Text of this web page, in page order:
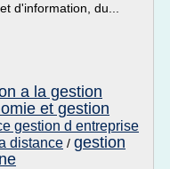
d'information, du...
a la gestion
et gestion
gestion d entreprise
distance / gestion